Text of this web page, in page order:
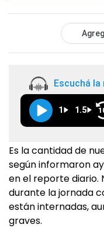
Escuchá
1 1.5
Es la cantidad de
según informaron
en el reporte diario.
durante la jornada
están internadas,
graves.